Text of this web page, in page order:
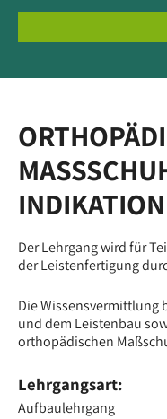
NDIKATION:
Der Lehrgang wird für
der Leistenfertigung
Die
und dem Leistenbau
orthopädischen
Lehrgangsart:
Aufbaulehrgang